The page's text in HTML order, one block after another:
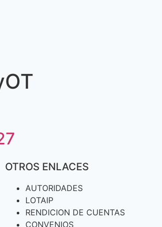
OTROS ENLACES
AUTORIDADES
LOTAIP
RENDICION DE CUENTAS
CONVENIOS